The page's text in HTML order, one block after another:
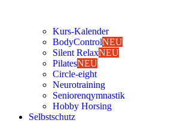
Kurs-Kalen­­der
Body­Con­trolNEU
Silent RelaxNEU
Pila­tesNEU
Cir­cle-eight
Neu­ro­trai­ning
Senio­ren­qym­nas­tik
Hob­by Hor­sing
Selbst­schutz